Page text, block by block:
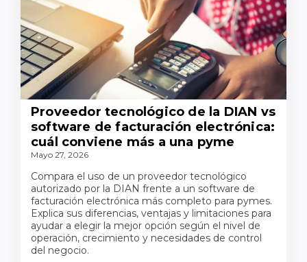
Proveedor tecnológico de la DIAN vs
software de facturación electrónica:
cuál conviene más a una pyme
Mayo 27, 2026
Compara el uso de un proveedor tecnológico
autorizado por la DIAN frente a un software de
facturación electrónica más completo para pymes.
Explica sus diferencias, ventajas y limitaciones para
ayudar a elegir la mejor opción según el nivel de
operación, crecimiento y necesidades de control
del negocio.